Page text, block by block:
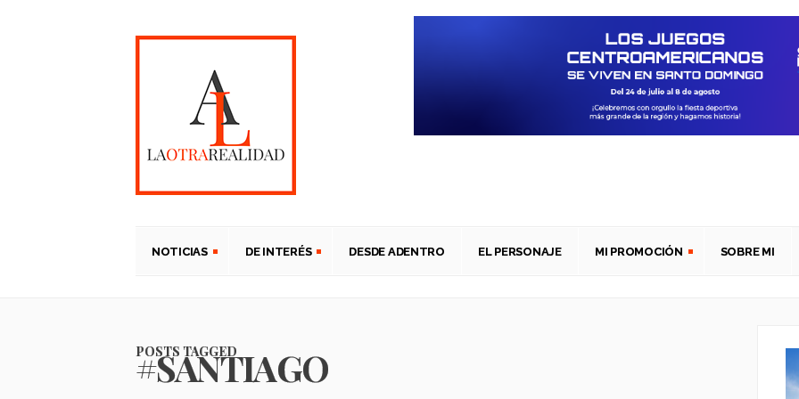
NOTICIAS DE INTERÉS DESDE ADENTRO EL PERSONAJE MI PROMOCIÓN SOBRE MI
POSTS TAGGED
#SANTIAGO